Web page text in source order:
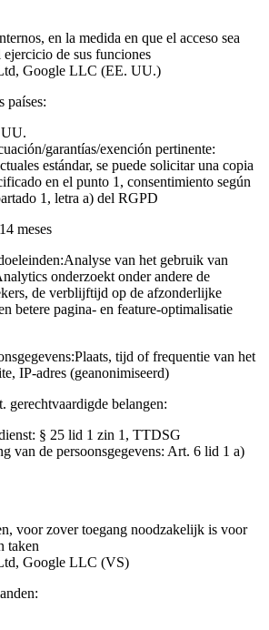
en la medida en que el acceso sea
ejercicio de sus funciones
Google LLC (EE. UU.)
países:
UU.
garantías/exención pertinente:
estándar, se puede solicitar una copia
en el punto 1, consentimiento según
1, letra a) del RGPD
14 meses
Analyse van het gebruik van
onderzoekt onder andere de
de verblijftijd op de afzonderlijke
betere pagina- en feature-optimalisatie
Plaats, tijd of frequentie van het
IP-adres (geanonimiseerd)
gerechtvaardigde belangen:
§ 25 lid 1 zin 1, TTDSG
van de persoonsgegevens: Art. 6 lid 1 a)
voor zover toegang noodzakelijk is voor
taken
Google LLC (VS)